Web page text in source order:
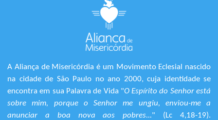
A Aliança de Misericórdia é um Movimento Eclesial nascido
na cidade de São Paulo no ano 2000, cuja identidade se
encontra em sua Palavra de Vida "O Espírito do Senhor está
sobre mim, porque o Senhor me ungiu, enviou-me a
anunciar a boa nova aos pobres..." (Lc 4,18-19).